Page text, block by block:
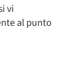
vi
al punto